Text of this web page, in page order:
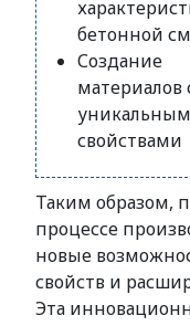
бетонной
Создание
материалов
свойствами
Таким образом,
процессе
новые
свойств и
Эта